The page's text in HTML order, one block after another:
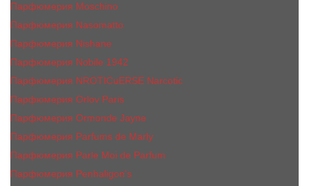
Парфюмерия Moschino
Парфюмерия Nasomatto
Парфюмерия Nishane
Парфюмерия Nobile 1942
Парфюмерия NROTICuERSE Narcotic
Парфюмерия Orlov Paris
Парфюмерия Ormonde Jayne
Парфюмерия Parfums de Marly
Парфюмерия Parle Moi de Parfum
Парфюмерия Penhaligon's